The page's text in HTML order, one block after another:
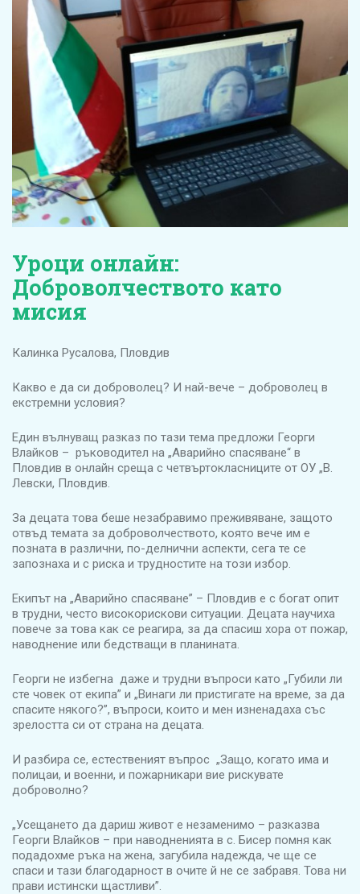
Уроци онлайн:
Доброволчеството като
мисия
Калинка Русалова, Пловдив
Какво е да си доброволец? И най-вече – доброволец в
екстремни условия?
Един вълнуващ разказ по тази тема предложи Георги
Влайков – ръководител на „Аварийно спасяване“ в
Пловдив в онлайн среща с четвъртокласниците от ОУ „В.
Левски, Пловдив.
За децата това беше незабравимо преживяване, защото
отвъд темата за доброволчеството, която вече им е
позната в различни, по-делнични аспекти, сега те се
запознаха и с риска и трудностите на този избор.
Екипът на „Аварийно спасяване” – Пловдив е с богат опит
в трудни, често високорискови ситуации. Децата научиха
повече за това как се реагира, за да спасиш хора от пожар,
наводнение или бедстващи в планината.
Георги не избегна даже и трудни въпроси като „Губили ли
сте човек от екипа” и „Винаги ли пристигате на време, за да
спасите някого?”, въпроси, които и мен изненадаха със
зрелостта си от страна на децата.
И разбира се, естественият въпрос „Защо, когато има и
полицаи, и военни, и пожарникари вие рискувате
доброволно?
„Усещането да дариш живот е незаменимо – разказва
Георги Влайков – при наводненията в с. Бисер помня как
подадохме ръка на жена, загубила надежда, че ще се
спаси и тази благодарност в очите й не се забравя. Това ни
прави истински щастливи”.